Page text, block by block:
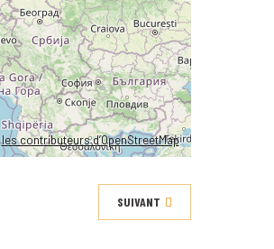
les contributeurs d’OpenStreetMap
SUIVANT